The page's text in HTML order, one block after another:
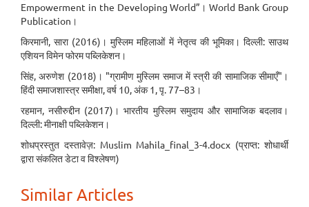
Empowerment in the Developing World”। World Bank Group
Publication।
किरमानी, सारा (2016)। मुस्लिम महिलाओं में नेतृत्व की भूमिका। दिल्ली: साउथ
एशियन विमेन फोरम पब्लिकेशन।
सिंह, अरुणेश (2018)। "ग्रामीण मुस्लिम समाज में स्त्री की सामाजिक सीमाएँ"।
हिंदी समाजशास्त्र समीक्षा, वर्ष 10, अंक 1, पृ. 77–83।
रहमान, नसीरुद्दीन (2017)। भारतीय मुस्लिम समुदाय और सामाजिक बदलाव।
दिल्ली: मीनाक्षी पब्लिकेशन।
शोधप्रस्तुत दस्तावेज़: Muslim Mahila_final_3-4.docx (प्राप्त: शोधार्थी
द्वारा संकलित डेटा व विश्लेषण)
Similar Articles